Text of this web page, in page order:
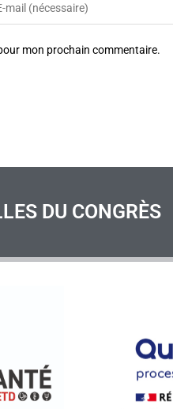
mon prochain commentaire.
DU CONGRÈS